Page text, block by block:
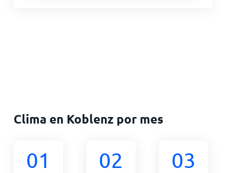
Clima en Koblenz por mes
01 02 03